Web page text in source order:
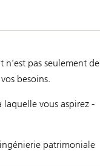
pas seulement de
besoins.
vous aspirez -
ingénierie patrimoniale